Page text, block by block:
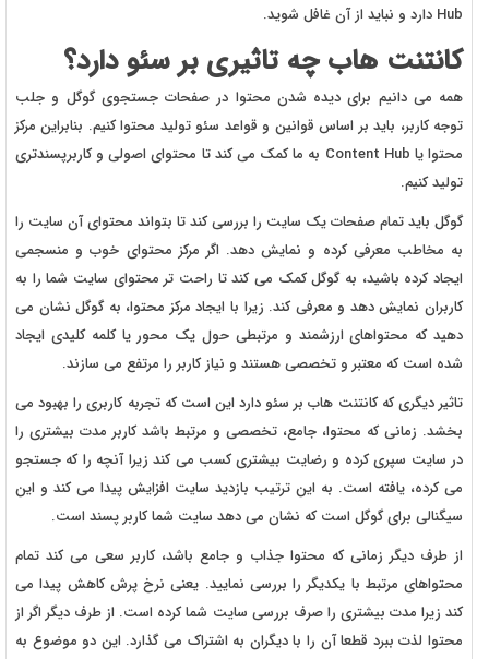
Hub دارد و نباید از آن غافل شوید.
کانتنت هاب چه تاثیری بر سئو دارد؟
همه می دانیم برای دیده شدن محتوا در صفحات جستجوی گوگل و جلب
توجه کاربر، باید بر اساس قوانین و قواعد سئو تولید محتوا کنیم. بنابراین مرکز
محتوا یا Content Hub به ما کمک می کند تا محتوای اصولی و کاربرپسندتری
تولید کنیم.
گوگل باید تمام صفحات یک سایت را بررسی کند تا بتواند محتوای آن سایت را
به مخاطب معرفی کرده و نمایش دهد. اگر مرکز محتوای خوب و منسجمی
ایجاد کرده باشید، به گوگل کمک می کند تا راحت تر محتوای سایت شما را به
کاربران نمایش دهد و معرفی کند. زیرا با ایجاد مرکز محتوا، به گوگل نشان می
دهید که محتواهای ارزشمند و مرتبطی حول یک محور یا کلمه کلیدی ایجاد
شده است که معتبر و تخصصی هستند و نیاز کاربر را مرتفع می سازند.
تاثیر دیگری که کانتنت هاب بر سئو دارد این است که تجربه کاربری را بهبود می
بخشد. زمانی که محتوا، جامع، تخصصی و مرتبط باشد کاربر مدت بیشتری را
در سایت سپری کرده و رضایت بیشتری کسب می کند زیرا آنچه را که جستجو
می کرده، یافته است. به این ترتیب بازدید سایت افزایش پیدا می کند و این
سیگنالی برای گوگل است که نشان می دهد سایت شما کاربر پسند است.
از طرف دیگر زمانی که محتوا جذاب و جامع باشد، کاربر سعی می کند تمام
محتواهای مرتبط با یکدیگر را بررسی نمایید. یعنی نرخ پرش کاهش پیدا می
کند زیرا مدت بیشتری را صرف بررسی سایت شما کرده است. از طرف دیگر اگر از
محتوا لذت ببرد قطعا آن را با دیگران به اشتراک می گذارد. این دو موضوع به